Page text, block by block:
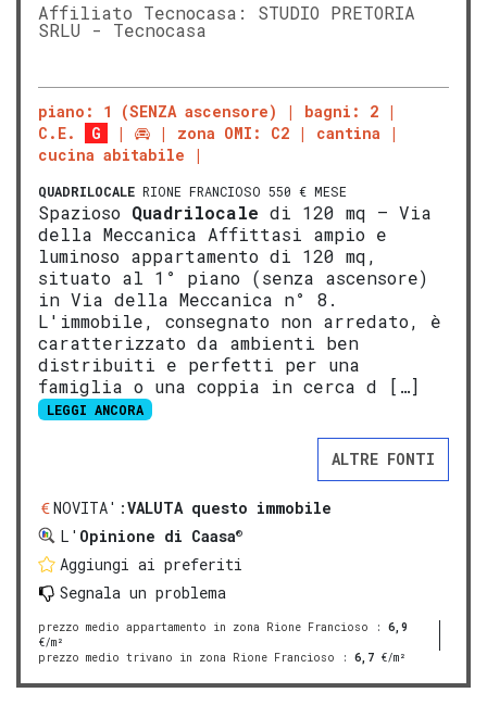
Affiliato Tecnocasa: STUDIO PRETORIA
SRLU - Tecnocasa
piano: 1 (SENZA ascensore)
bagni: 2
C.E.
G zona OMI: C2
cantina
cucina abitabile
QUADRILOCALE RIONE FRANCIOSO 550 € MESE
Spazioso Quadrilocale di 120 mq – Via
della Meccanica Affittasi ampio e
luminoso appartamento di 120 mq,
situato al 1° piano (senza ascensore)
in Via della Meccanica n° 8.
L'immobile, consegnato non arredato, è
caratterizzato da ambienti ben
distribuiti e perfetti per una
famiglia o una coppia in cerca d […]
LEGGI ANCORA
ALTRE FONTI
NOVITA':VALUTA questo immobile
L' Opinione di Caasa®
Aggiungi ai preferiti
Segnala un problema
prezzo medio appartamento in zona Rione Francioso : 6,9
€/m²
prezzo medio trivano in zona Rione Francioso : 6,7 €/m²